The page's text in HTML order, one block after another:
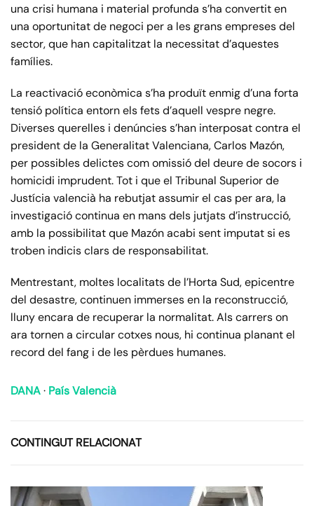
una crisi humana i material profunda s’ha convertit en
una oportunitat de negoci per a les grans empreses del
sector, que han capitalitzat la necessitat d’aquestes
famílies.
La reactivació econòmica s’ha produït enmig d’una forta
tensió política entorn els fets d’aquell vespre negre.
Diverses querelles i denúncies s’han interposat contra el
president de la Generalitat Valenciana, Carlos Mazón,
per possibles delictes com omissió del deure de socors i
homicidi imprudent. Tot i que el Tribunal Superior de
Justícia valencià ha rebutjat assumir el cas per ara, la
investigació continua en mans dels jutjats d’instrucció,
amb la possibilitat que Mazón acabi sent imputat si es
troben indicis clars de responsabilitat.
Mentrestant, moltes localitats de l’Horta Sud, epicentre
del desastre, continuen immerses en la reconstrucció,
lluny encara de recuperar la normalitat. Als carrers on
ara tornen a circular cotxes nous, hi continua planant el
record del fang i de les pèrdues humanes.
DANA· País Valencià
CONTINGUT RELACIONAT